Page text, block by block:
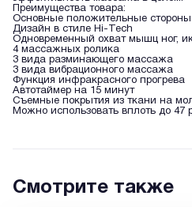
Преимущества товара:
Основные положительные стороны
Дизайн в стиле Hi-Tech
Одновременный охват мышц ног,
4 массажных ролика
3 вида разминающего массажа
3 вида вибрационного массажа
Функция инфракрасного прогрева
Автотаймер на 15 минут
Съемные покрытия из ткани на
Можно использовать вплоть до 47
Смотрите также